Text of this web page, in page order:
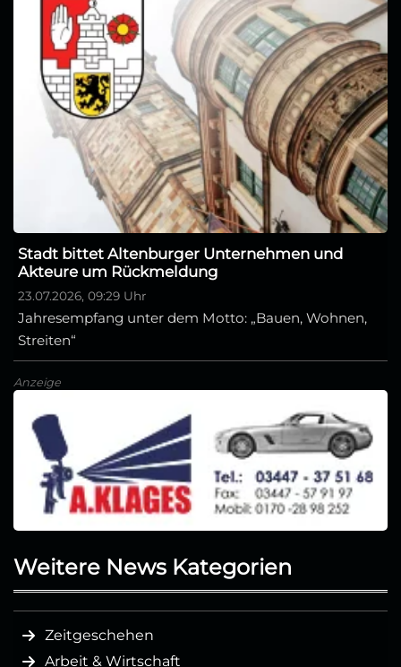
Stadt bittet Altenburger Unternehmen und
Akteure um Rückmeldung
23.07.2026, 09:29 Uhr
Jahresempfang unter dem Motto: „Bauen, Wohnen,
Streiten“
Anzeige
Weitere News Kategorien
Zeitgeschehen
Arbeit & Wirtschaft